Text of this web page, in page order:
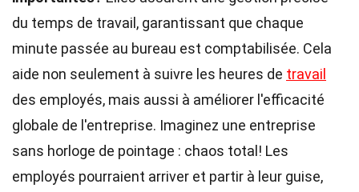
du temps de travail, garantissant que chaque
minute passée au bureau est comptabilisée. Cela
aide non seulement à suivre les heures de travail
des employés, mais aussi à améliorer l'efficacité
globale de l'entreprise. Imaginez une entreprise
sans horloge de pointage : chaos total! Les
employés pourraient arriver et partir à leur guise,